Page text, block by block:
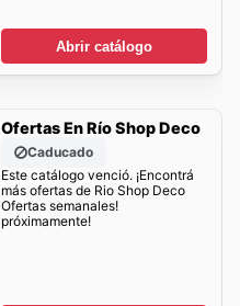
Abrir catálogo
Ofertas En Río Shop Deco
Caducado
Este catálogo venció. ¡Encontrá
más ofertas de Rio Shop Deco
Ofertas semanales!
próximamente!